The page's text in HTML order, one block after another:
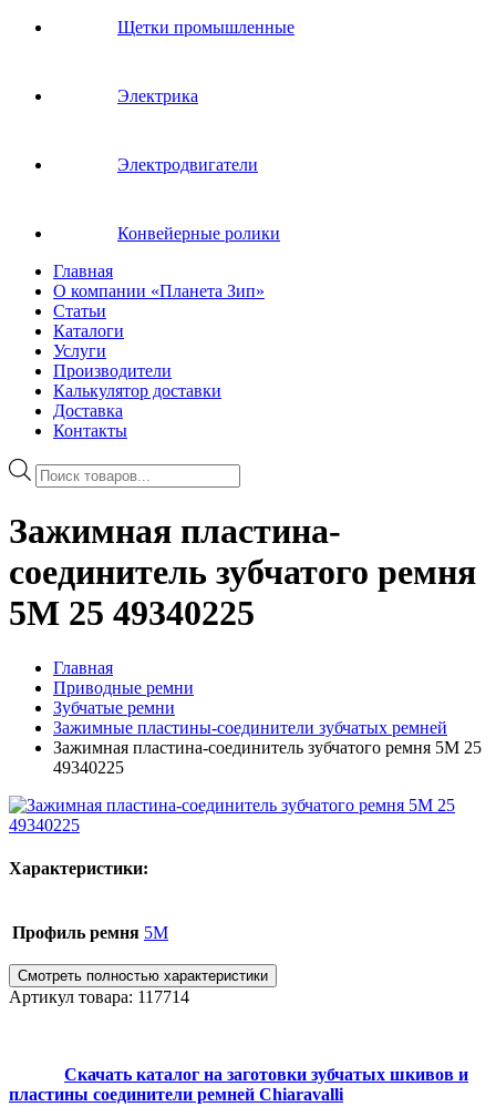
Щетки промышленные
Электрика
Электродвигатели
Конвейерные ролики
Главная
О компании «Планета Зип»
Статьи
Каталоги
Услуги
Производители
Калькулятор доставки
Доставка
Контакты
Поиск
товаров
Зажимная пластина-
соединитель зубчатого ремня
5M 25 49340225
Главная
Приводные ремни
Зубчатые ремни
Зажимные пластины-соединители зубчатых ремней
Зажимная пластина-соединитель зубчатого ремня 5M 25
49340225
Характеристики:
Профиль ремня 5M
Смотреть полностью характеристики
Артикул товара: 117714
Скачать каталог на заготовки зубчатых шкивов и
пластины соединители ремней Chiaravalli